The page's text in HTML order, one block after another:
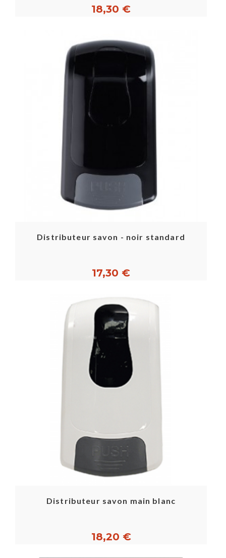
18,30 €
Distributeur savon - noir standard
17,30 €
Distributeur savon main blanc
18,20 €